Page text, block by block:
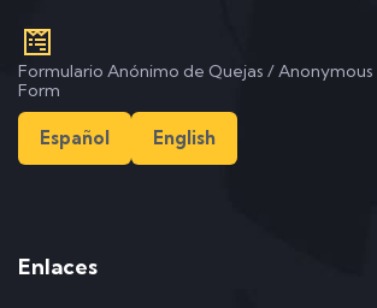
Formulario Anónimo de Quejas /
Form
Español English
Enlaces